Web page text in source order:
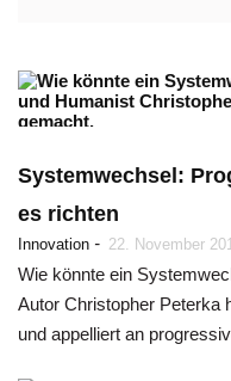
Systemwechsel:
es richten
Innovation - 22. November
Wie könnte ein
Autor Christopher Peterka
und appelliert an